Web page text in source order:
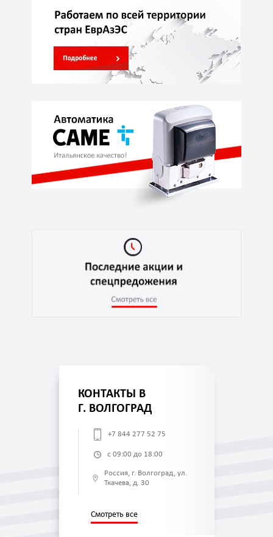
КОНТАКТЫ В
Г. ВОЛГОГРАД
+7 844 277 52 75
с 09:00 до 18:00
Россия, г. Волгоград, ул.
Ткачева, д. 30
Смотреть все